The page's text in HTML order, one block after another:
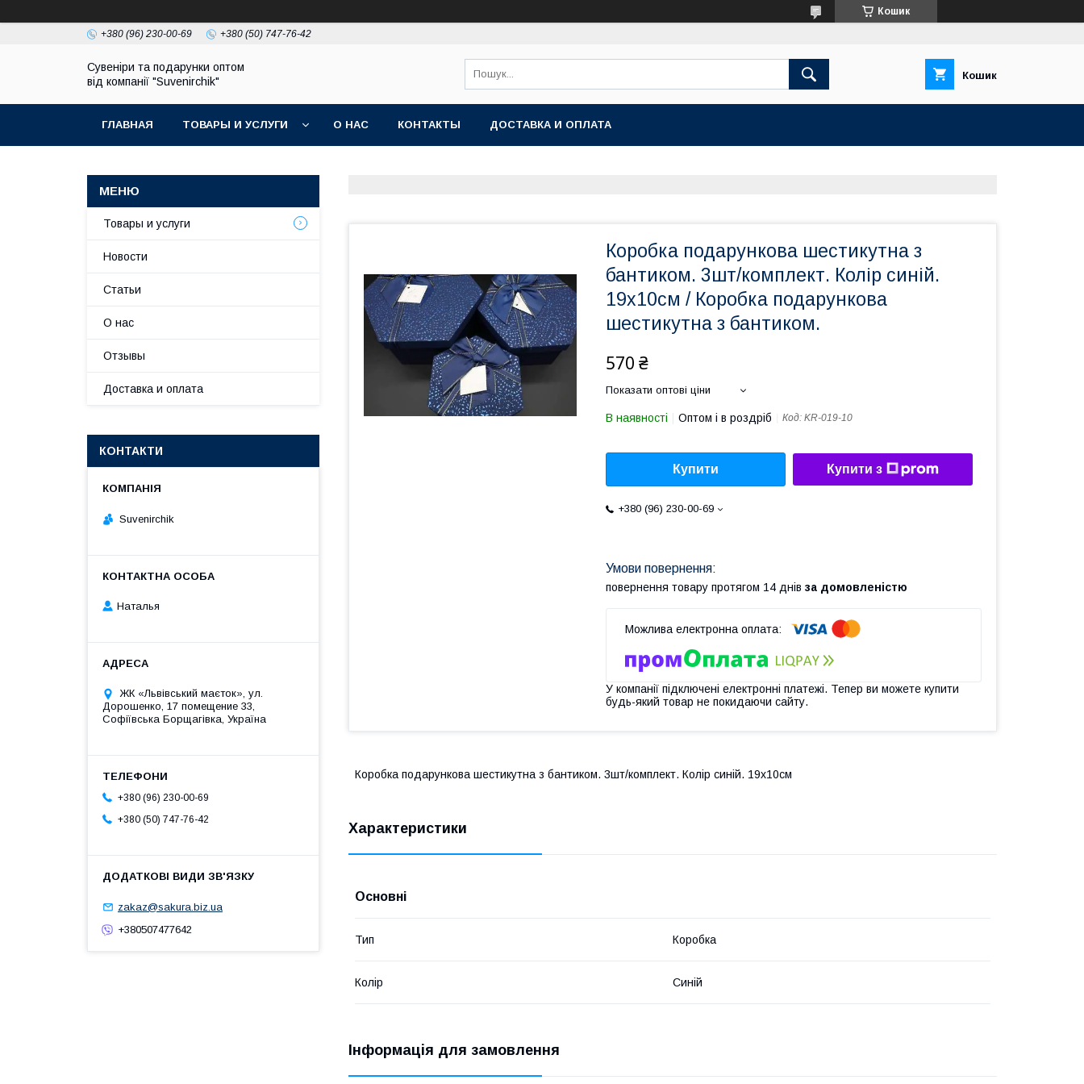
Кошик
+380 (96) 230-00-69 +380 (50) 747-76-42
Сувеніри та подарунки оптом
від компанії "Suvenirchik"
Кошик
ГЛАВНАЯ ТОВАРЫ И УСЛУГИ О НАС КОНТАКТЫ ДОСТАВКА И ОПЛАТА
Коробка подарункова шестикутна з
бантиком. 3шт/комплект. Колір синій.
19х10см / Коробка подарункова
шестикутна з бантиком.
570 ₴
Показати оптові ціни
В наявності Оптом і в роздріб Код: KR-019-10
Купити Купити з
+380 (96) 230-00-69
повернення товару протягом 14 днів за домовленістю
У компанії підключені електронні платежі. Тепер ви можете купити
будь-який товар не покидаючи сайту.
Коробка подарункова шестикутна з бантиком. 3шт/комплект. Колір синій. 19х10см
Характеристики
Основні
Тип Коробка
Колір Синій
Інформація для замовлення
Товары и услуги
Новости
Статьи
О нас
Отзывы
Доставка и оплата
КОНТАКТИ
Suvenirсhik
Наталья
ЖК «Львівський маєток», ул.
Дорошенко, 17 помещение 33,
Софіївська Борщагівка, Україна
+380 (96) 230-00-69
+380 (50) 747-76-42
zakaz@sakura.biz.ua
+380507477642